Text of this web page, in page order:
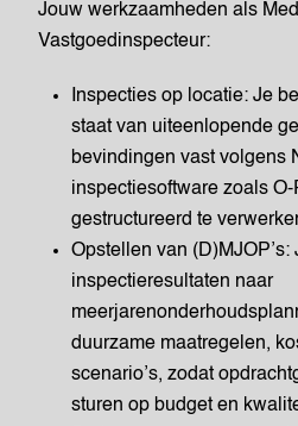
Jouw werkzaamheden als
Vastgoedinspecteur:
Inspecties op locatie: Je
staat van uiteenlopende
bevindingen vast volgens
inspectiesoftware zoals
gestructureerd te
Opstellen van (D)MJOP’s:
inspectieresultaten naar
duurzame maatregelen,
scenario’s, zodat
sturen op budget en